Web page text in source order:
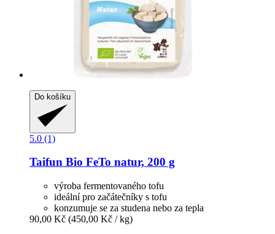
Do košíku
5.0 (1)
Taifun Bio FeTo natur, 200 g
výroba fermentovaného tofu
ideální pro začátečníky s tofu
konzumuje se za studena nebo za tepla
90,00 Kč (450,00 Kč / kg)